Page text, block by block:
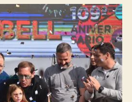
entrada
un
por
su